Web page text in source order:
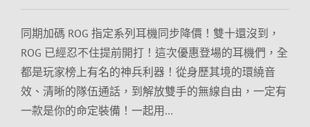
同期加碼 ROG 指定系列耳機同步降價！雙十還沒到，
ROG 已經忍不住提前開打！這次優惠登場的耳機們，全
都是玩家榜上有名的神兵利器！從身歷其境的環繞音
效、清晰的隊伍通話，到解放雙手的無線自由，一定有
一款是你的命定裝備！一起用…